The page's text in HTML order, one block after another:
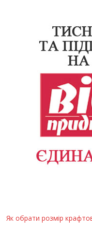
Як обрати розмір